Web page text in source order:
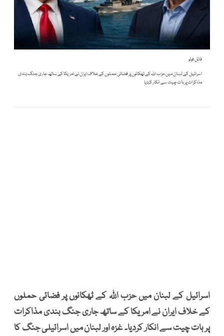
فائل فوٹو
اسرائیل کے لبنان میں حزب اللہ کے ٹھکانوں پر فضائی حملوں کے خلاف ایران نے امریکا کے ساتھ جاری جنگ بندی
مذاکرات پر بات چیت سے انکار کردیا
اسرائیل کے لبنان میں حزب اللہ کے ٹھکانوں پر فضائی حملوں
کے خلاف ایران نے امریکا کے ساتھ جاری جنگ بندی مذاکرات
پر بات چیت سے انکار کردیا۔ غزہ اور لبنان میں اسرائیلی جنگ کا